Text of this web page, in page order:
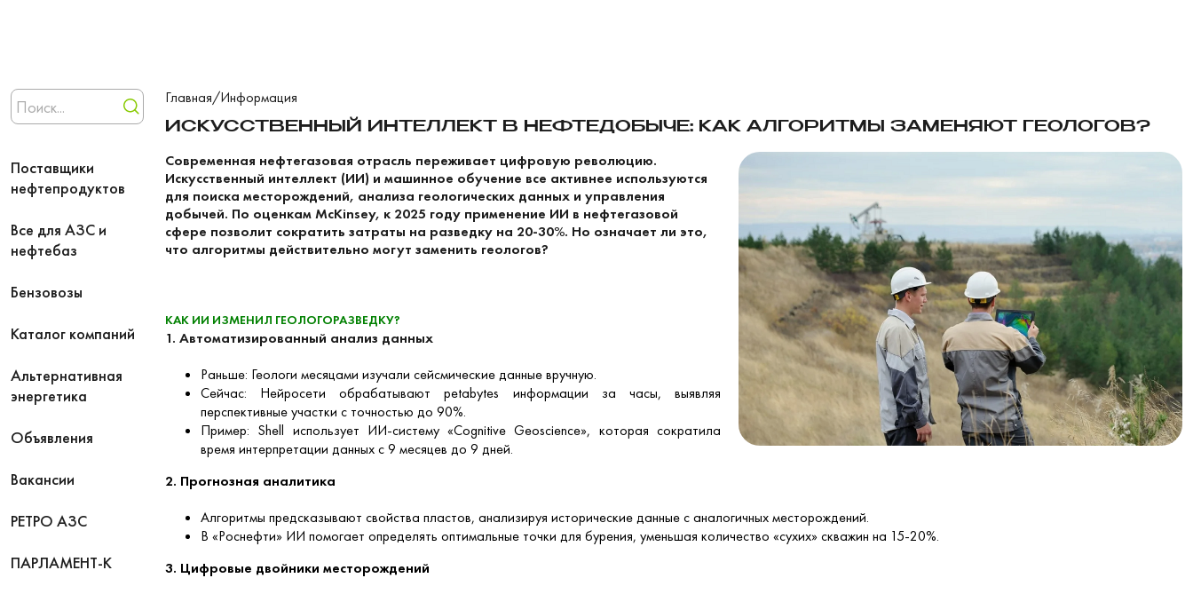
Поставщики
нефтепродуктов
Все для АЗС и
нефтебаз
Бензовозы
Каталог компаний
Альтернативная
энергетика
Объявления
Вакансии
РЕТРО АЗС
ПАРЛАМЕНТ-К
Главная/Информация
ИСКУССТВЕННЫЙ ИНТЕЛЛЕКТ В НЕФТЕДОБЫЧЕ: КАК АЛГОРИТМЫ ЗАМЕНЯЮТ ГЕОЛОГОВ?
Современная нефтегазовая отрасль переживает цифровую революцию.
Искусственный интеллект (ИИ) и машинное обучение все активнее используются
для поиска месторождений, анализа геологических данных и управления
добычей. По оценкам McKinsey, к 2025 году применение ИИ в нефтегазовой
сфере позволит сократить затраты на разведку на 20-30%. Но означает ли это,
что алгоритмы действительно могут заменить геологов?
КАК ИИ ИЗМЕНИЛ ГЕОЛОГОРАЗВЕДКУ?
1. Автоматизированный анализ данных
Раньше: Геологи месяцами изучали сейсмические данные вручную.
Сейчас: Нейросети обрабатывают petabytes информации за часы, выявляя
перспективные участки с точностью до 90%.
Пример: Shell использует ИИ-систему «Cognitive Geoscience», которая сократила
время интерпретации данных с 9 месяцев до 9 дней.
2. Прогнозная аналитика
Алгоритмы предсказывают свойства пластов, анализируя исторические данные с аналогичных месторождений.
В «Роснефти» ИИ помогает определять оптимальные точки для бурения, уменьшая количество «сухих» скважин на 15-20%.
3. Цифровые двойники месторождений